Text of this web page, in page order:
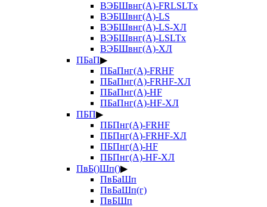
ВЭБШвнг(А)-FRLSLTx
ВЭБШвнг(А)-LS
ВЭБШвнг(А)-LS-ХЛ
ВЭБШвнг(А)-LSLTx
ВЭБШвнг(А)-ХЛ
ПБаП▶
ПБаПнг(А)-FRHF
ПБаПнг(А)-FRHF-ХЛ
ПБаПнг(А)-HF
ПБаПнг(А)-HF-ХЛ
ПБП▶
ПБПнг(А)-FRHF
ПБПнг(А)-FRHF-ХЛ
ПБПнг(А)-HF
ПБПнг(А)-HF-ХЛ
ПвБ()Шп()▶
ПвБаШп
ПвБаШп(г)
ПвБШп